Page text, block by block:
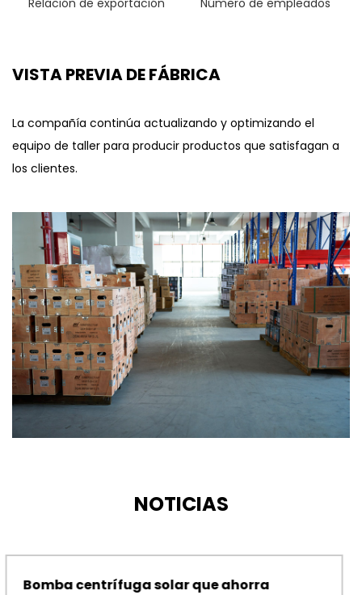
Relación de exportación Número de empleados
VISTA PREVIA DE FÁBRICA
La compañía continúa actualizando y optimizando el
equipo de taller para producir productos que satisfagan a
los clientes.
NOTICIAS
Bomba sumergible impermeable